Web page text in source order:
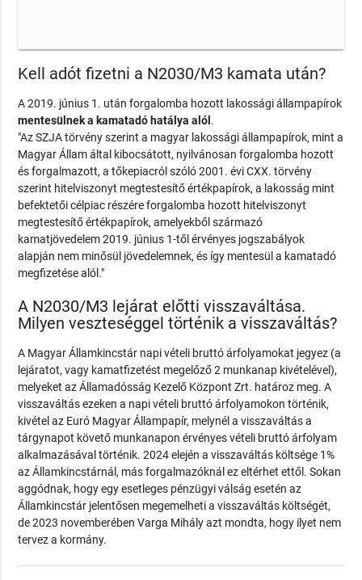
Kell adót fizetni a N2030/M3 kamata után?
A 2019. június 1. után forgalomba hozott lakossági állampapírok
mentesülnek a kamatadó hatálya alól .
"Az SZJA törvény szerint a magyar lakossági állampapírok, mint a
Magyar Állam által kibocsátott, nyilvánosan forgalomba hozott
és forgalmazott, a tőkepiacról szóló 2001. évi CXX. törvény
szerint hitelviszonyt megtestesítő értékpapírok, a lakosság mint
befektetői célpiac részére forgalomba hozott hitelviszonyt
megtestesítő értékpapírok, amelyekből származó
kamatjövedelem 2019. június 1-től érvényes jogszabályok
alapján nem minősül jövedelemnek, és így mentesül a kamatadó
megfizetése alól."
A N2030/M3 lejárat előtti visszaváltása.
Milyen veszteséggel történik a visszaváltás?
A Magyar Államkincstár napi vételi bruttó árfolyamokat jegyez (a
lejáratot, vagy kamatfizetést megelőző 2 munkanap kivételével),
melyeket az Államadósság Kezelő Központ Zrt. határoz meg. A
visszaváltás ezeken a napi vételi bruttó árfolyamokon történik,
kivétel az Euró Magyar Állampapír, melynél a visszaváltás a
tárgynapot követő munkanapon érvényes vételi bruttó árfolyam
alkalmazásával történik. 2024 elején a visszaváltás költsége 1%
az Államkincstárnál, más forgalmazóknál ez eltérhet ettől. Sokan
aggódnak, hogy egy esetleges pénzügyi válság esetén az
Államkincstár jelentősen megemelheti a visszaváltás költségét,
de 2023 novemberében Varga Mihály azt mondta, hogy ilyet nem
tervez a kormány.